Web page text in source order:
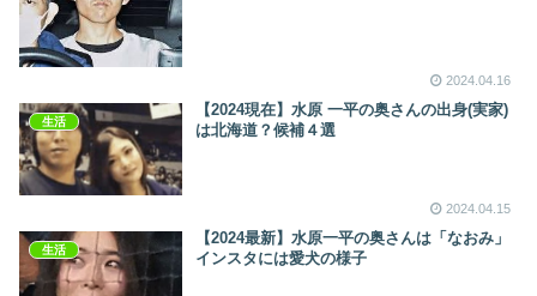
2024.04.16
生活
【2024現在】水原 一平の奥さんの出身(実家)
は北海道？候補４選
2024.04.15
生活
【2024最新】水原一平の奥さんは「なおみ」
インスタには愛犬の様子